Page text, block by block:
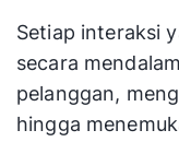
Setiap interaksi
secara
pelanggan,
hingga